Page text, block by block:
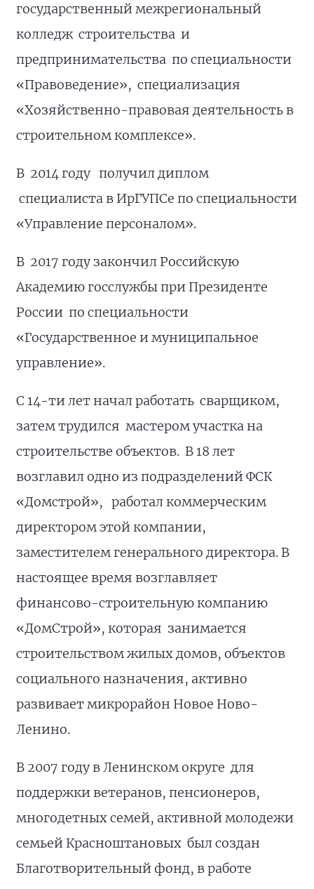
государственный межрегиональный
колледж строительства и
предпринимательства по специальности
«Правоведение», специализация
«Хозяйственно-правовая деятельность в
строительном комплексе».
В 2014 году получил диплом
специалиста в ИрГУПСе по специальности
«Управление персоналом».
В 2017 году закончил Российскую
Академию госслужбы при Президенте
России по специальности
«Государственное и муниципальное
управление».
С 14-ти лет начал работать сварщиком,
затем трудился мастером участка на
строительстве объектов. В 18 лет
возглавил одно из подразделений ФСК
«Домстрой», работал коммерческим
директором этой компании,
заместителем генерального директора. В
настоящее время возглавляет
финансово-строительную компанию
«ДомСтрой», которая занимается
строительством жилых домов, объектов
социального назначения, активно
развивает микрорайон Новое Ново-
Ленино.
В 2007 году в Ленинском округе для
поддержки ветеранов, пенсионеров,
многодетных семей, активной молодежи
семьей Красноштановых был создан
Благотворительный фонд, в работе